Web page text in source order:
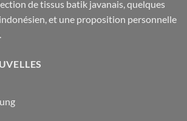
de tissus batik javanais, quelques
et une proposition personnelle